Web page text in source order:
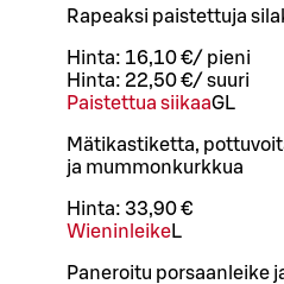
Rapeaksi paistettuja
Hinta: 16,10 €/ pieni
Hinta: 22,50 €/ suuri
Paistettua siikaaGL
Mätikastiketta,
ja mummonkurkkua
Hinta: 33,90 €
WieninleikeL
Paneroitu porsaanleike